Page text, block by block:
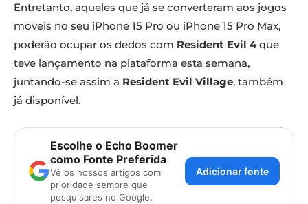
Entretanto, aqueles que já se converteram aos jogos
moveis no seu iPhone 15 Pro ou iPhone 15 Pro Max,
poderão ocupar os dedos com Resident Evil 4que
teve lançamento na plataforma esta semana,
juntando-se assim a Resident Evil Village, também
já disponível.
Escolhe o Echo Boomer
como Fonte Preferida
Vê os nossos artigos com
prioridade sempre que
pesquisares no Google.
Adicionar fonte